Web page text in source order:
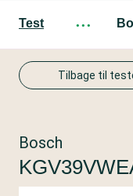
Test ···
Tilbage til
Bosch